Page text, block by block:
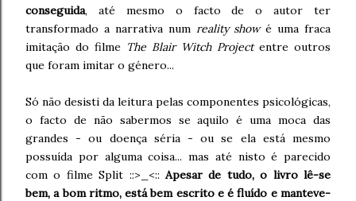
conseguida, até mesmo o facto de o autor ter
transformado a narrativa num reality showé uma fraca
imitação do filme The Blair Witch Project entre outros
que foram imitar o género...
Só não desisti da leitura pelas componentes psicológicas,
o facto de não sabermos se aquilo é uma moca das
grandes - ou doença séria - ou se ela está mesmo
possuída por alguma coisa... mas até nisto é parecido
com o filme Split ::>_<:: Apesar de tudo, o livro lê-se
bem, a bom ritmo, está bem escrito e é fluído e manteve-